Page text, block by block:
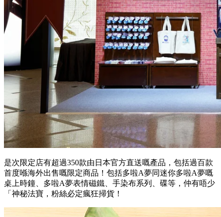
是次限定店有超過350款由日本官方直送嘅產品，包括過百款
首度喺海外出售嘅限定商品！包括多啦A夢同迷你多啦A夢嘅
桌上時鐘、多啦A夢表情磁鐵、手染布系列、碟等，仲有唔少
「神秘法寶，粉絲必定瘋狂掃貨！